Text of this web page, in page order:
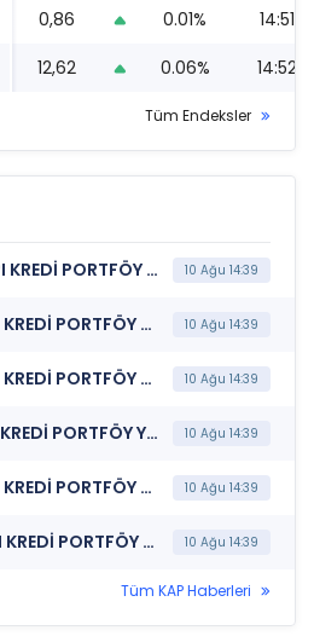
0,86 0.01%
14:51
12,62 0.06% 14:52
Tüm Endeksler
***KOD ** KCP*** YAPI KREDİ PORTFÖY YÖNETİMİ A.Ş. (Portföy Dağılım Raporu) 10 Ağu 14:39
***YSA ** KCP*** YAPI KREDİ PORTFÖY YÖNETİMİ A.Ş. (Portföy Dağılım Raporu) 10 Ağu 14:39
***CKL ** KCP*** YAPI KREDİ PORTFÖY YÖNETİMİ A.Ş. (Portföy Dağılım Raporu) 10 Ağu 14:39
***KCP ** FLS*** YAPI KREDİ PORTFÖY YÖNETİMİ A.Ş. (Portföy Dağılım Raporu) 10 Ağu 14:39
***KCP ** YBH*** YAPI KREDİ PORTFÖY YÖNETİMİ A.Ş. (Portföy Dağılım Raporu) 10 Ağu 14:39
***KCP ** YCH*** YAPI KREDİ PORTFÖY YÖNETİMİ A.Ş. (Portföy Dağılım Raporu) 10 Ağu 14:39
Tüm KAP Haberleri